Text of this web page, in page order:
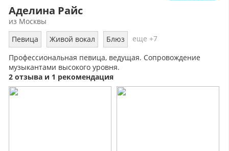
Аделина Райс
из Москвы
Певица
Живой вокал Блюз
еще +7
Профессиональная певица, ведущая. Сопровождение
музыкантами высокого уровня.
2 отзыва и 1 рекомендация